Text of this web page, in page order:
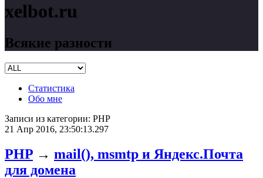
xelbot.ru
xelbot.ru
Всякие разности
Статистика
Обо мне
Записи из категории: PHP
21 Апр 2016, 23:50:13.297
PHP → mail(), msmtp и Яндекс.Почта
для домена